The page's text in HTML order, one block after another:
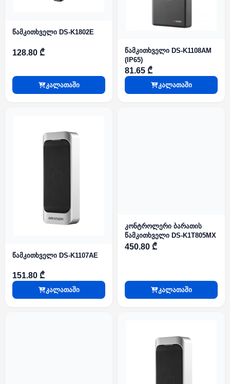
წამკითხველი DS-K1802E
128.80 ₾
კალათაში
წამკითხველი DS-K1108AM
(IP65)
81.65 ₾
კალათაში
წამკითხველი DS-K1107AE
151.80 ₾
კალათაში
კონტროლერი ბარათის
წამკითხველი DS-K1T805MX
450.80 ₾
კალათაში